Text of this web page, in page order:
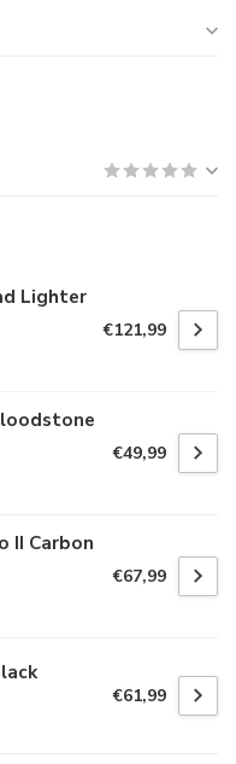
Lighter
€121,99
€49,99
II Carbon
€67,99
€61,99